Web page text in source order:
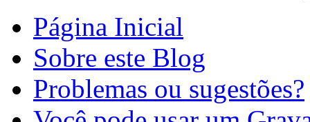
Página Inicial
Sobre este Blog
Problemas ou sugestões?